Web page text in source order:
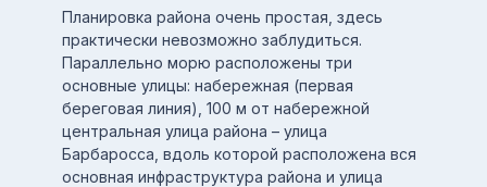
Планировка района очень простая, здесь
практически невозможно заблудиться.
Параллельно морю расположены три
основные улицы: набережная (первая
береговая линия), 100 м от набережной
центральная улица района – улица
Барбаросса, вдоль которой расположена вся
основная инфраструктура района и улица